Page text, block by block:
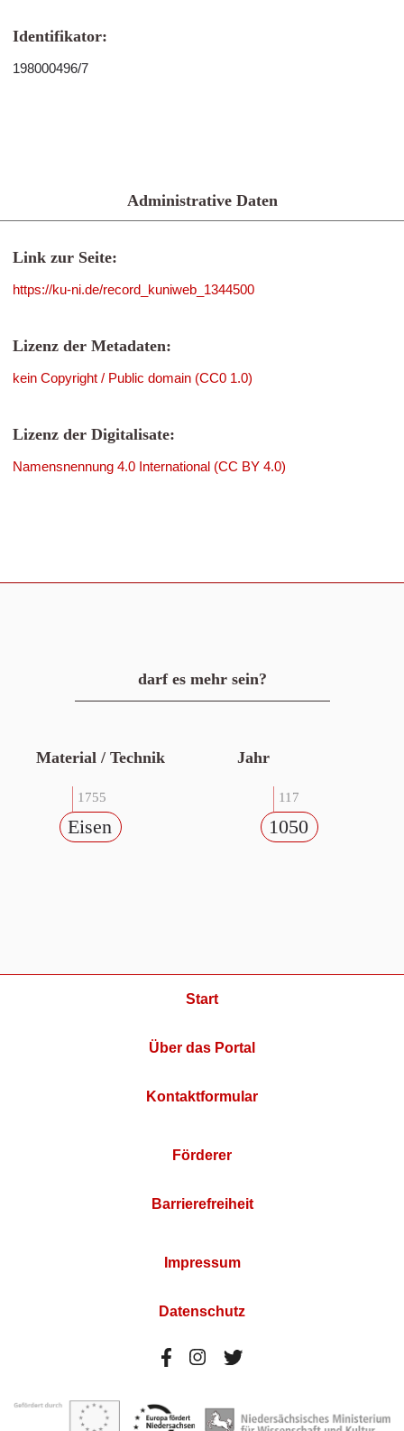
Identifikator:
198000496/7
Administrative Daten
Link zur Seite:
https://ku-ni.de/record_kuniweb_1344500
Lizenz der Metadaten:
kein Copyright / Public domain (CC0 1.0)
Lizenz der Digitalisate:
Namensnennung 4.0 International (CC BY 4.0)
darf es mehr sein?
Material / Technik
1755
Eisen
Jahr
117
1050
Start
Über das Portal
Kontaktformular
Förderer
Barrierefreiheit
Impressum
Datenschutz